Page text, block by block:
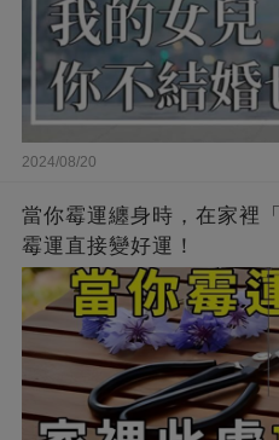
2024/08/20
當你霉運纏身時，在家裡
霉運直接變好運！